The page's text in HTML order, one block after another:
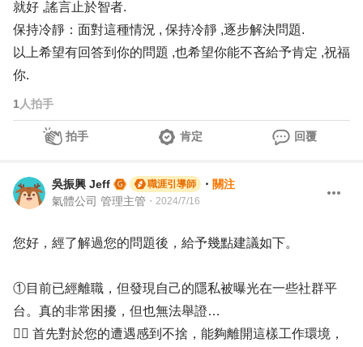
就好 ,謠言止於智者.
保持冷靜：面對這種情況 , 保持冷靜 ,逐步解決問題.
以上希望有回答到你的問題 ,也希望你能不吝給予肯定 ,祝福
你.
1 人拍手
拍手 肯定 回覆
吳振興 Jeff 職涯引導師 ・ 關注
氣體公司 管理主管 ・ 2024/7/16
您好，經了解過您的問題後，給予幾點建議如下。
①目前已經離職，但發現自己的隱私被曝光在一些社群平
台。真的非常困擾，但也無法舉證…
✍🏻 首先對於您的遭遇感到不捨，能夠離開這樣工作環境，